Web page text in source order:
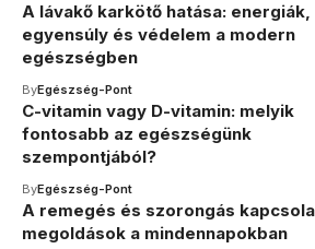
A lávakő karkötő hatása: energiák,
egyensúly és védelem a modern
egészségben
ByEgészség-Pont
C-vitamin vagy D-vitamin: melyik
fontosabb az egészségünk
szempontjából?
ByEgészség-Pont
A remegés és szorongás
megoldások a mindennapokban